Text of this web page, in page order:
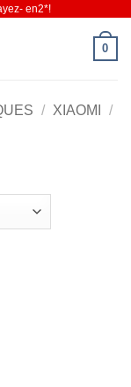
en2*!
0
/ XIAOMI
/